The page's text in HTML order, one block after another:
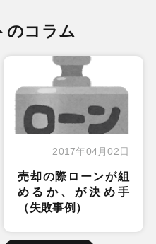
のコラム
2017年04月02日
売却の際ローンが組
めるか、が決め手
（失敗事例）